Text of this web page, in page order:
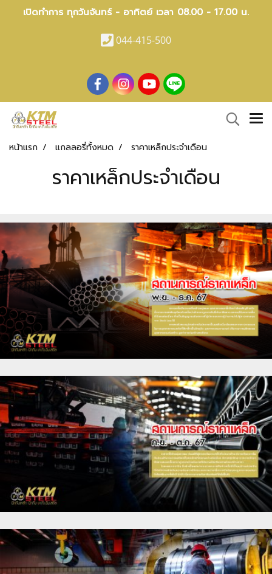
เปิดทำการ ทุกวันจันทร์ - อาทิตย์ เวลา 08.00 - 17.00 น.
044-415-500
หน้าแรก แกลลอรี่ทั้งหมด ราคาเหล็กประจำเดือน
ราคาเหล็กประจำเดือน